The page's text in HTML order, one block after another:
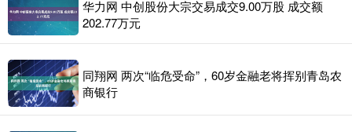
华力网 中创股份大宗交易成交9.00万股 成交额
202.77万元
同翔网 两次“临危受命”，60岁金融老将挥别青岛农
商银行